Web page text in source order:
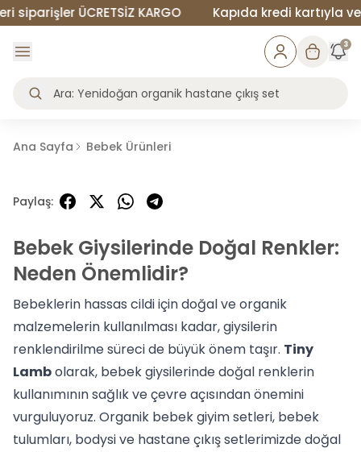
ÜCRETSİZ KARGO Kapıda kredi kartıyla
3
Ana Sayfa Bebek Ürünleri
Paylaş:
Bebek Giysilerinde Doğal Renkler:
Neden Önemlidir?
Bebeklerin hassas cildi için doğal ve organik
malzemelerin kullanılması kadar, giysilerin
renklendirilme süreci de büyük önem taşır. Tiny
Lambolarak, bebek giysilerinde doğal renklerin
kullanımının sağlık ve çevre açısından önemini
vurguluyoruz. Organik bebek giyim setleri, bebek
tulumları, bodysi ve hastane çıkış setlerimizde doğal